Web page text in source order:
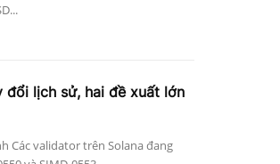
đổi lịch sử, hai đề xuất lớn
Các validator trên Solana đang